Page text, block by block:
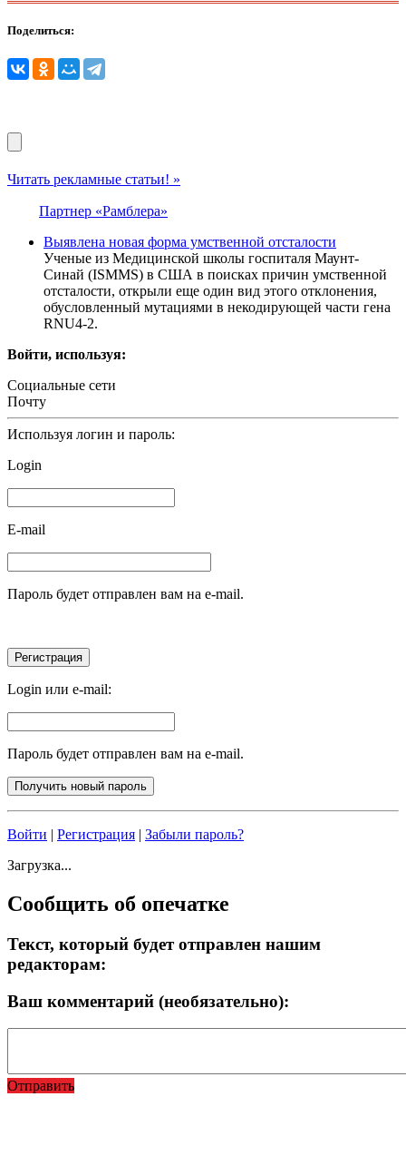
Поделиться:
Читать рекламные статьи! »
Партнер «Рамблера»
Выявлена новая форма умственной отсталости
Ученые из Медицинской школы госпиталя Маунт-
Синай (ISMMS) в США в поисках причин умственной
отсталости, открыли еще один вид этого отклонения,
обусловленный мутациями в некодирующей части гена
RNU4-2.
Войти, используя:
Социальные сети
Почту
Используя логин и пароль:
Login
E-mail
Пароль будет отправлен вам на e-mail.
Login или e-mail:
Пароль будет отправлен вам на e-mail.
Войти | Регистрация | Забыли пароль?
Загрузка...
Сообщить об опечатке
Текст, который будет отправлен нашим
редакторам:
Ваш комментарий (необязательно):
Отправить